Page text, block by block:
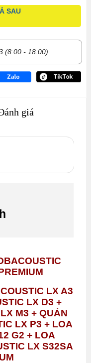
SAU
(8:00 - 18:00)
giá
LX A3
LX D3 +
M3 + QUẢN
LX P3 + LOA
G2 + LOA
LX S32SA